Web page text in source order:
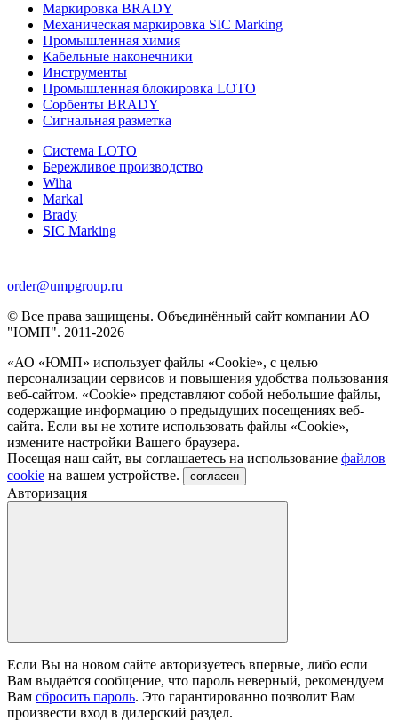
Маркировка BRADY
Механическая маркировка SIC Marking
Промышленная химия
Кабельные наконечники
Инструменты
Промышленная блокировка LOTO
Сорбенты BRADY
Сигнальная разметка
Система LOTO
Бережливое производство
Wiha
Markal
Brady
SIC Marking
order@umpgroup.ru
© Все права защищены. Объединённый сайт компании АО
"ЮМП". 2011-2026
«АО «ЮМП» использует файлы «Сookie», с целью
персонализации сервисов и повышения удобства пользования
веб-сайтом. «Cookie» представляют собой небольшие файлы,
содержащие информацию о предыдущих посещениях веб-
сайта. Если вы не хотите использовать файлы «Сookie»,
измените настройки Вашего браузера.
Посещая наш сайт, вы соглашаетесь на использование файлов
cookie на вашем устройстве. согласен
Авторизация
Если Вы на новом сайте авторизуетесь впервые, либо если
Вам выдаётся сообщение, что пароль неверный, рекомендуем
Вам сбросить пароль. Это гарантированно позволит Вам
произвести вход в дилерский раздел.